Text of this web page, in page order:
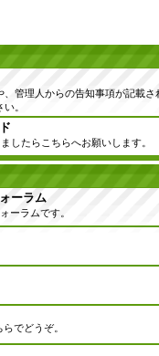
管理人からの告知事項が記載さ
。
したらこちらへお願いします。
ーラム
ーラムです。
でどうぞ。